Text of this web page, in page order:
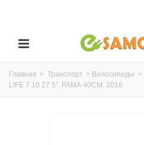
Главная > Транспорт > Велосипеды >
LIFE 7.10 27.5", РАМА 40СМ, 2016